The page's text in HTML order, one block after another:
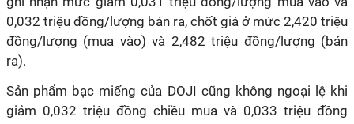
0,032 triệu đồng/lượng bán ra, chốt giá ở mức 2,420 triệu
đồng/lượng (mua vào) và 2,482 triệu đồng/lượng (bán
ra).
Sản phẩm bạc miếng của DOJI cũng không ngoại lệ khi
giảm 0,032 triệu đồng chiều mua và 0,033 triệu đồng